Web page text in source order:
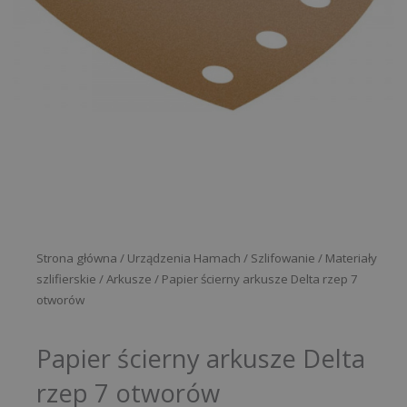
Strona główna / Urządzenia Hamach / Szlifowanie / Materiały
szlifierskie /Arkusze / Papier ścierny arkusze Delta rzep 7
otworów
Papier ścierny arkusze Delta
rzep 7 otworów